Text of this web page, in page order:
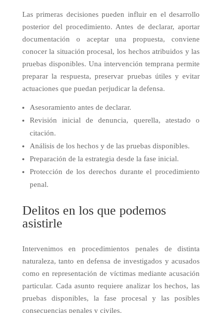
Las primeras decisiones pueden influir en el desarrollo
posterior del procedimiento. Antes de declarar, aportar
documentación o aceptar una propuesta, conviene
conocer la situación procesal, los hechos atribuidos y las
pruebas disponibles. Una intervención temprana permite
preparar la respuesta, preservar pruebas útiles y evitar
actuaciones que puedan perjudicar la defensa.
Asesoramiento antes de declarar.
Revisión inicial de denuncia, querella, atestado o
citación.
Análisis de los hechos y de las pruebas disponibles.
Preparación de la estrategia desde la fase inicial.
Protección de los derechos durante el procedimiento
penal.
Delitos en los que podemos
asistirle
Intervenimos en procedimientos penales de distinta
naturaleza, tanto en defensa de investigados y acusados
como en representación de víctimas mediante acusación
particular. Cada asunto requiere analizar los hechos, las
pruebas disponibles, la fase procesal y las posibles
consecuencias penales y civiles.